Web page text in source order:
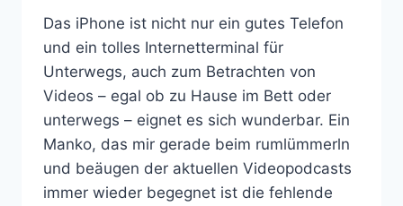
Das iPhone ist nicht nur ein gutes Telefon
und ein tolles Internetterminal für
Unterwegs, auch zum Betrachten von
Videos – egal ob zu Hause im Bett oder
unterwegs – eignet es sich wunderbar. Ein
Manko, das mir gerade beim rumlümmerln
und beäugen der aktuellen Videopodcasts
immer wieder begegnet ist die fehlende